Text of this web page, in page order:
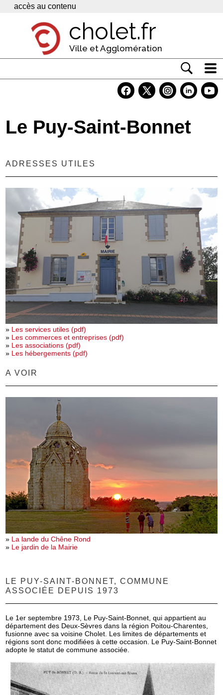
Panneau de gestion des cookies
accès au contenu
cholet.fr
Ville et Agglomération
Economie
Le Puy-Saint-Bonnet
ADRESSES UTILES
» Les services utiles (pdf)
» Les commerces et entreprises (pdf)
» Les associations (pdf)
» Les hébergements (pdf)
A VOIR
» La lande du Chêne Rond
» Le jardin de la Mairie
LE PUY-SAINT-BONNET, COMMUNE
ASSOCIÉE DEPUIS 1973
Le 1er septembre 1973, Le Puy-Saint-Bonnet, qui appartient au
département des Deux-Sèvres dans la région Poitou-Charentes,
fusionne avec sa voisine Cholet. Les limites de départements et
régions sont donc modifiées à cette occasion. Le Puy-Saint-Bonnet
adopte le statut de commune associée.